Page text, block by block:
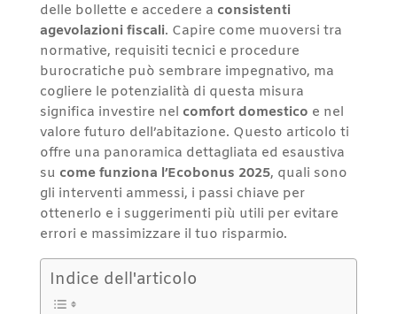
delle bollette e accedere a consistenti
agevolazioni fiscali. Capire come muoversi tra
normative, requisiti tecnici e procedure
burocratiche può sembrare impegnativo, ma
cogliere le potenzialità di questa misura
significa investire nel comfort domestico e nel
valore futuro dell’abitazione. Questo articolo ti
offre una panoramica dettagliata ed esaustiva
su come funziona l’Ecobonus 2025, quali sono
gli interventi ammessi, i passi chiave per
ottenerlo e i suggerimenti più utili per evitare
errori e massimizzare il tuo risparmio.
Indice dell'articolo